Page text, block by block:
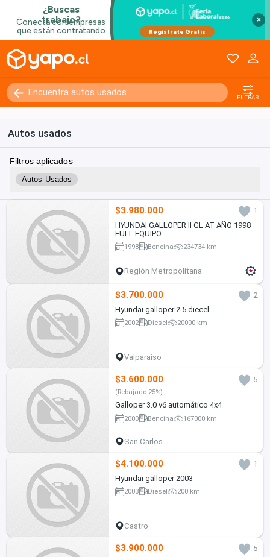
×
FILTRAR
Autos usados
Filtros aplicados
Autos Usados
$3.980.000
1
HYUNDAI GALLOPER II GL AT AÑO 1998
FULL EQUIPO
1998 Bencina 234734 km
Región Metropolitana
$3.700.000
2
Hyundai galloper 2.5 diecel
2002 Diesel 20000 km
Valparaíso
$3.600.000 5
(Rebajado 25%)
Galloper 3.0 v6 automático 4x4
2000 Bencina 167000 km
San Carlos
$4.100.000
1
Hyundai galloper 2003
2003 Diesel 200 km
Castro
$3.900.000
5